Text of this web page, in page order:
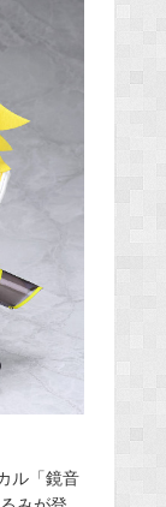
ル「鏡音